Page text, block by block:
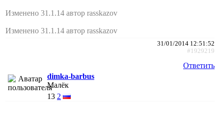
Изменено 31.1.14 автор rasskazov
Изменено 31.1.14 автор rasskazov
31/01/2014 12:51:52
#1929219
Ответить
dimka-barbus
Малёк
13 2